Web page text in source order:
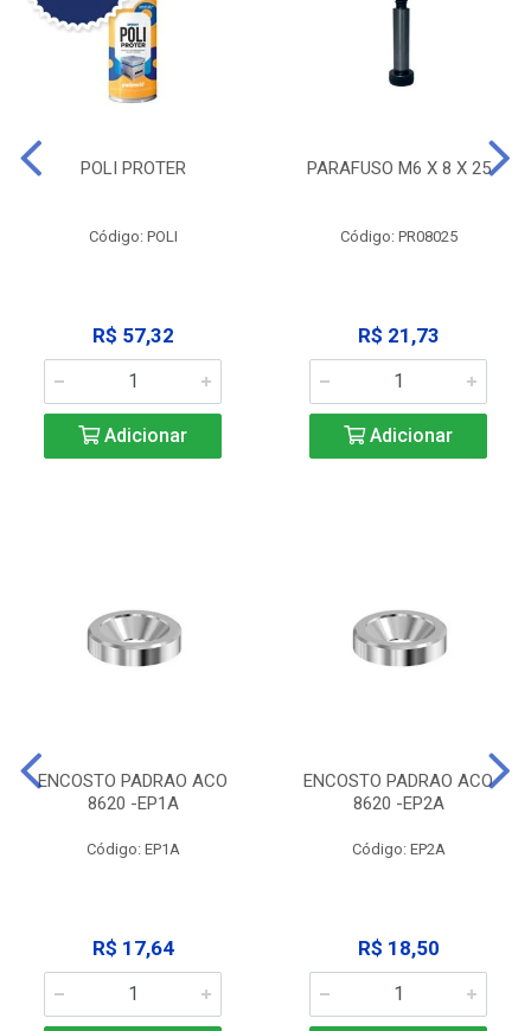
POLI PROTER
Código: POLI
R$ 57,32
Adicionar
PARAFUSO M6 X 8 X 25
Código: PR08025
R$ 21,73
Adicionar
ENCOSTO PADRAO ACO
8620 -EP1A
Código: EP1A
R$ 17,64
ENCOSTO PADRAO ACO
8620 -EP2A
Código: EP2A
R$ 18,50